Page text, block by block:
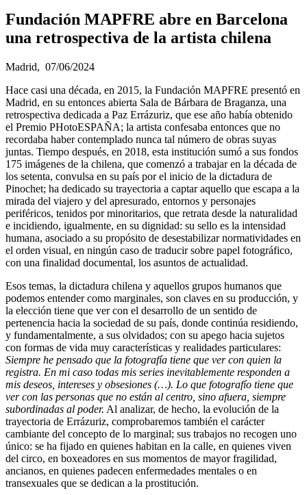
Fundación MAPFRE abre en Barcelona
una retrospectiva de la artista chilena
Madrid, 07/06/2024
Hace casi una década, en 2015, la Fundación MAPFRE presentó en
Madrid, en su entonces abierta Sala de Bárbara de Braganza, una
retrospectiva dedicada a Paz Errázuriz, que ese año había obtenido
el Premio PHotoESPAÑA; la artista confesaba entonces que no
recordaba haber contemplado nunca tal número de obras suyas
juntas. Tiempo después, en 2018, esta institución sumó a sus fondos
175 imágenes de la chilena, que comenzó a trabajar en la década de
los setenta, convulsa en su país por el inicio de la dictadura de
Pinochet; ha dedicado su trayectoria a captar aquello que escapa a la
mirada del viajero y del apresurado, entornos y personajes
periféricos, tenidos por minoritarios, que retrata desde la naturalidad
e incidiendo, igualmente, en su dignidad: su sello es la intensidad
humana, asociado a su propósito de desestabilizar normatividades en
el orden visual, en ningún caso de traducir sobre papel fotográfico,
con una finalidad documental, los asuntos de actualidad.
Esos temas, la dictadura chilena y aquellos grupos humanos que
podemos entender como marginales, son claves en su producción, y
la elección tiene que ver con el desarrollo de un sentido de
pertenencia hacia la sociedad de su país, donde continúa residiendo,
y fundamentalmente, a sus olvidados; con su apego hacia sujetos
con formas de vida muy características y realidades particulares:
Siempre he pensado que la fotografía tiene que ver con quien la
registra. En mi caso todas mis series inevitablemente responden a
mis deseos, intereses y obsesiones (…). Lo que fotografío tiene que
ver con las personas que no están al centro, sino afuera, siempre
subordinadas al poder. Al analizar, de hecho, la evolución de la
trayectoria de Errázuriz, comprobaremos también el carácter
cambiante del concepto de lo marginal; sus trabajos no recogen uno
único: se ha fijado en quienes habitan en la calle, en quienes viven
del circo, en boxeadores en sus momentos de mayor fragilidad,
ancianos, en quienes padecen enfermedades mentales o en
transexuales que se dedican a la prostitución.